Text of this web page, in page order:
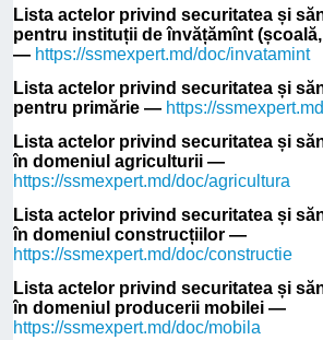
Lista actelor privind securitatea și
pentru instituții de învățămînt
— https://ssmexpert.md/doc/invatamint
Lista actelor privind securitatea și
pentru primărie — https://
Lista actelor privind securitatea și
în domeniul agriculturii —
https://ssmexpert.md/doc/agricultura
Lista actelor privind securitatea și
în domeniul construcțiilor —
https://ssmexpert.md/doc/constructie
Lista actelor privind securitatea și
în domeniul producerii mobilei —
https://ssmexpert.md/doc/mobila